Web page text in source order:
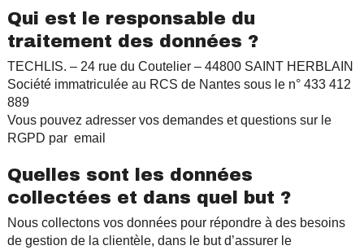
Qui est le responsable du
traitement des données ?
TECHLIS. – 24 rue du Coutelier – 44800 SAINT HERBLAIN
Société immatriculée au RCS de Nantes sous le n° 433 412
889
Vous pouvez adresser vos demandes et questions sur le
RGPD par email
Quelles sont les données
collectées et dans quel but ?
Nous collectons vos données pour répondre à des besoins
de gestion de la clientèle, dans le but d’assurer le